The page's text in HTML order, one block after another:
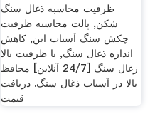
ظرفیت محاسبه ذغال سنگ
شکن, پالت محاسبه ظرفیت
چکش سنگ آسیاب اين, کاهش
اندازه ذغال سنگ, با ظرفیت بالا
زغال سنگ [24/7 آنلاین] محافظ
بالا در آسیاب ذغال سنگ. دریافت
قیمت